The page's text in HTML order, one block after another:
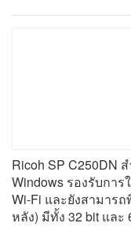
Ricoh SP C250DN
Windows รองรับกา
Wi-Fi และยังสามาร
หลัง) มีทั้ง 32 bit และ